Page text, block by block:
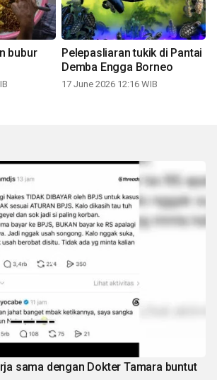
bubur
Pelepasliaran tukik di Pantai
Demba Engga Borneo
17 June 2026 12:16 WIB
sama dengan Dokter Tamara buntut